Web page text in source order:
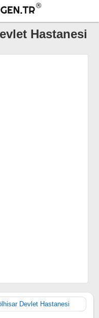
Hastanesi
Devlet Hastanesi